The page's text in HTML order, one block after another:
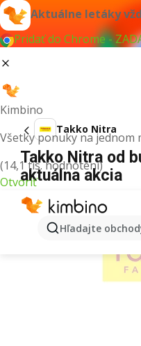
Aktuálne letáky
Pridať do Chrome -
Kimbino
Všetky ponuky na jednom
(14,1 tis. hodnotení)
Otvoriť
Hľadajte
Takko Nitra
Takko Nitra od
aktuálna akcia